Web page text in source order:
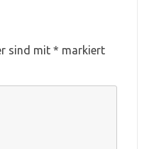
sind mit* markiert